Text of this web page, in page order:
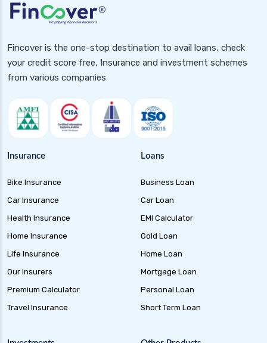
Fincover is the one-stop destination to avail loans, check
your credit score free, Insurance and investment schemes
from various companies
Insurance
Bike Insurance
Car Insurance
Health Insurance
Home Insurance
Life Insurance
Our Insurers
Premium Calculator
Travel Insurance
Loans
Business Loan
Car Loan
EMI Calculator
Gold Loan
Home Loan
Mortgage Loan
Personal Loan
Short Term Loan